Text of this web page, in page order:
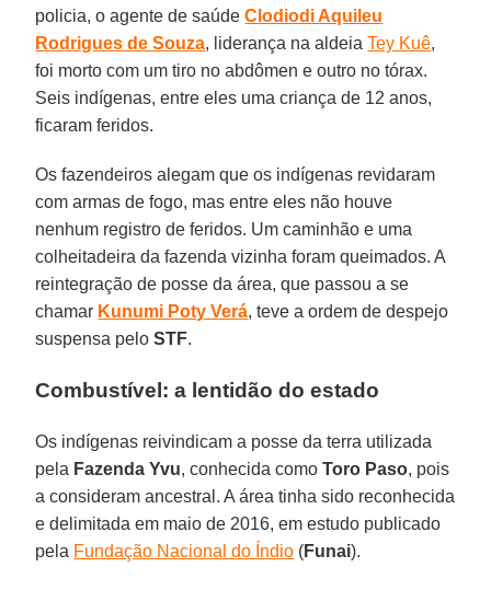
policia, o agente de saúdeClodiodi Aquileu
Rodrigues de Souza, liderança na aldeiaTey Kuê,
foi morto com um tiro no abdômen e outro no tórax.
Seis indígenas, entre eles uma criança de 12 anos,
ficaram feridos.
Os fazendeiros alegam que os indígenas revidaram
com armas de fogo, mas entre eles não houve
nenhum registro de feridos. Um caminhão e uma
colheitadeira da fazenda vizinha foram queimados. A
reintegração de posse da área, que passou a se
chamar Kunumi Poty Verá, teve a ordem de despejo
suspensa peloSTF.
Combustível: a lentidão do estado
Os indígenas reivindicam a posse da terra utilizada
pela Fazenda Yvu, conhecida comoToro Paso, pois
a consideram ancestral. A área tinha sido reconhecida
e delimitada em maio de 2016, em estudo publicado
pela Fundação Nacional do Índio (Funai).